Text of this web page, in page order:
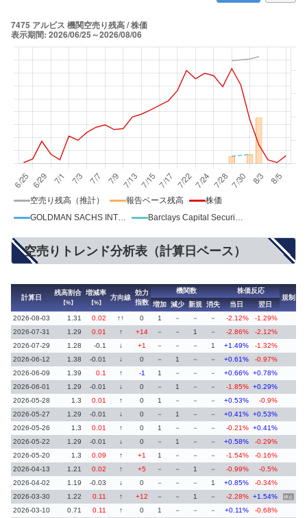
空売り残高（推計） 報告ベース残高
株価
GOLDMAN SACHS INTERNATIONAL
Barclays Capital Securities Ltd
空売りトレンド分析表（計算日ベース）
計算日
残高割合
【%】
増減率
【%】
方向線
効力
指数
機関数
株価反応
規制
増加 減少 新規 消失 当日
翌日
2026-08-03
1.31 0.02 ↑↑ 0 1 － － － -2.12%
-1.29%
2026-07-31
1.29 0.01 ↑ +14 － － 1 － -2.86%
-2.12%
2026-07-29
1.28 -0.1 ↓ +1 － － － 1 +1.49%
-1.32%
2026-06-12
1.38 -0.01 ↓ 0 － 1 － － +0.61%
-0.97%
2026-06-09
1.39 0.1 ↑ -1 1 － － － +0.66% +0.78%
2026-06-01
1.29 -0.01 ↓ 0 － 1 － － -1.85% +0.29%
2026-05-28
1.3 0.01 ↑ 0 1 － － － +0.53%
-0.9%
2026-05-27
1.29 -0.01 ↓ 0 － 1 － － +0.41% +0.53%
2026-05-26
1.3 0.01 ↑ 0 1 － － － -0.21% +0.41%
2026-05-22
1.29 -0.01 ↓ 0 － 1 － － +0.58%
-0.29%
2026-05-20
1.3 0.09 ↑ +1 1 － － － -1.54%
-0.16%
2026-04-13
1.21 0.02 ↑ +5 － － 1 － -0.99%
-0.5%
2026-04-02
1.19 -0.03 ↓ 0 － － － 1 +0.85%
-0.34%
2026-03-30
1.22 0.11 ↑ +12 － － 1 － -2.28% +1.54% 停止
2026-03-10 0.71 0.11 ↑ 0 1 － － － +0.11%
-0.68%